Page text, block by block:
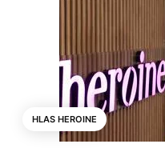
HLAS HEROINE